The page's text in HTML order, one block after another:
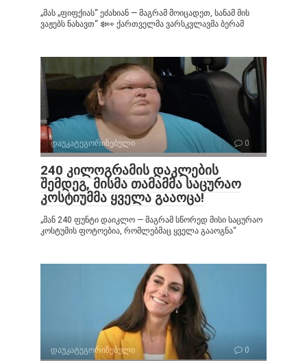
„მას „ფიფქიას“ ეძახიან — მაგრამ მოიცადეთ, სანამ მის
ვაჟებს ნახავთ“ ❄️👀 ქართველმა ვარსკვლავმა ბერამ
დაუკატეგორიზებული 0
240 კილოგრამის დაკლების
შემდეგ, მისმა თამამმა საცურაო
კოსტიუმმა ყველა გააოცა!
„მან 240 ფუნტი დაიკლო — მაგრამ სწორედ მისი საცურაო
კოსტუმის ფოტოებია, რომლებმაც ყველა გააოგნა“
დაუკატეგორიზებული 0